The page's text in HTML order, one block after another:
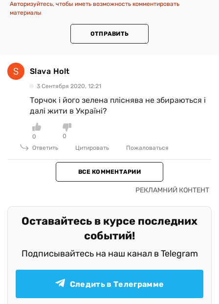
Авторизуйтесь, чтобы иметь возможность комментировать
материалы
ОТПРАВИТЬ
Slava Holt
3 Сентября 2020, 12:21
Торчок і його зелена пліснява не збираються і
далі жити в Україні?
0
0
Ответить
Цитировать Пожаловаться
ВСЕ КОММЕНТАРИИ
Оставайтесь в курсе последних
событий!
Подписывайтесь на наш канал в Telegram
Следить в Телеграмме